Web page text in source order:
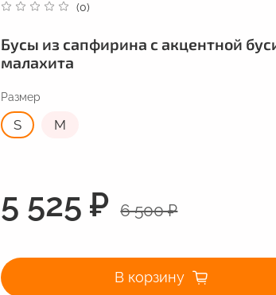
(0)
Бусы из сапфирина с акцентной
малахита
Размер
S M
5 525 ₽ 6 500 ₽
В корзину